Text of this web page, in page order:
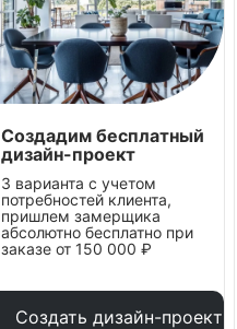
Создадим бесплатный
дизайн-проект
3 варианта с учетом
потребностей клиента,
пришлем замерщика
абсолютно бесплатно при
заказе от 150 000 ₽
Создать дизайн-проект